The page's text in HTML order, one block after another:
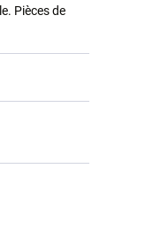
Pièces de